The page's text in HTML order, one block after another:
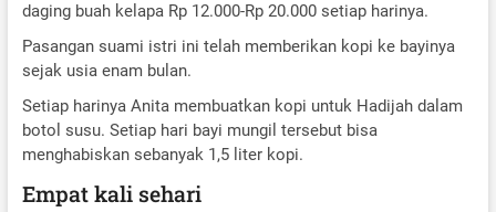
daging buah kelapa Rp 12.000-Rp 20.000 setiap harinya.
Pasangan suami istri ini telah memberikan kopi ke bayinya
sejak usia enam bulan.
Setiap harinya Anita membuatkan kopi untuk Hadijah dalam
botol susu. Setiap hari bayi mungil tersebut bisa
menghabiskan sebanyak 1,5 liter kopi.
Empat kali sehari